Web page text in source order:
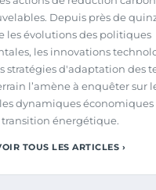
Depuis près de
les évolutions des politiques
les innovations
stratégies d'adaptation des
l’amène à enquêter sur
dynamiques économiques
transition énergétique.
TOUS LES ARTICLES ›